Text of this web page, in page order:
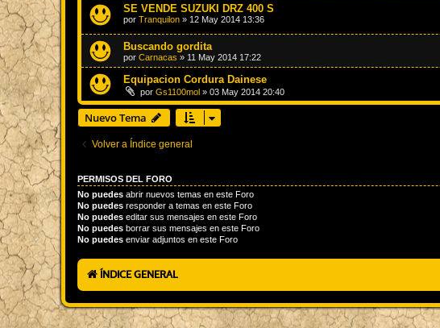
SE VENDE SUZUKI DRZ 400 S
por Tranquilon » 12 May 2014 13:36
Buscando gordita
por Carnacas » 11 May 2014 17:22
Equipacion Cordura Dainese
por Gs1100mol » 03 May 2014 20:40
Nuevo Tema
Volver a Índice general
PERMISOS DEL FORO
No puedes abrir nuevos temas en este Foro
No puedes responder a temas en este Foro
No puedes editar sus mensajes en este Foro
No puedes borrar sus mensajes en este Foro
No puedes enviar adjuntos en este Foro
ÍNDICE GENERAL